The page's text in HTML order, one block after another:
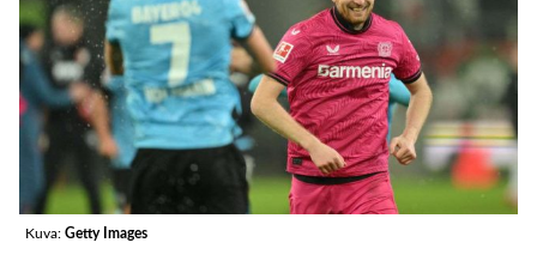
Kuva: Getty Images